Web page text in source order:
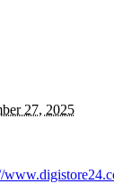
27, 2025